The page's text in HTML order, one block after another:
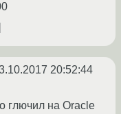
20:52:44
глючил на Oracle